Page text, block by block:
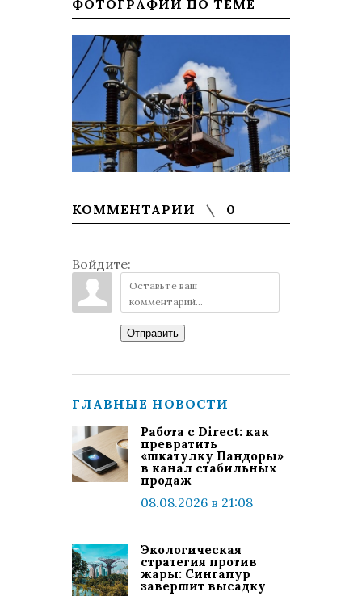
ФОТОГРАФИИ ПО ТЕМЕ
КОММЕНТАРИИ 0
Войдите:
Отправить
ГЛАВНЫЕ НОВОСТИ
Работа с Direct: как
превратить
«шкатулку Пандоры»
в канал стабильных
продаж
08.08.2026 в 21:08
Экологическая
стратегия против
жары: Сингапур
завершит высадку